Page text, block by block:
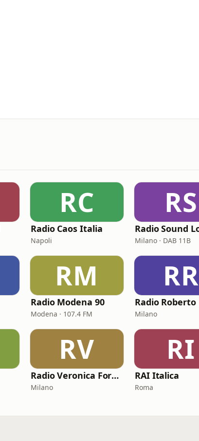
RC
Radio Caos Italia
Napoli
RS
Milano · DAB 11B
RM
Radio Modena 90
Modena · 107.4 FM
RR
Milano
RV
Radio Veronica Forever
Milano
RI
RAI Italica
Roma